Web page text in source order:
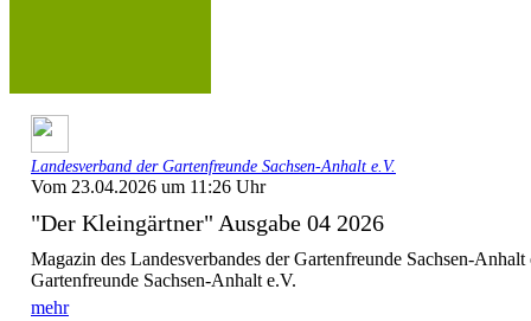
Landesverband der Gartenfreunde Sachsen-Anhalt e.V.
Vom 23.04.2026 um 11:26 Uhr
"Der Kleingärtner" Ausgabe 04 2026
Magazin des Landesverbandes der Gartenfreunde Sachsen-
Gartenfreunde Sachsen-Anhalt e.V.
mehr